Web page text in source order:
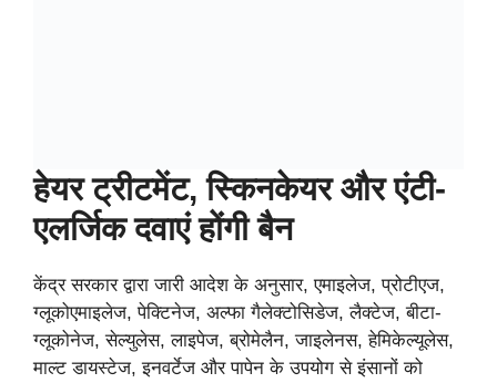
हेयर ट्रीटमेंट, स्किनकेयर और एंटी-
एलर्जिक दवाएं होंगी बैन
केंद्र सरकार द्वारा जारी आदेश के अनुसार, एमाइलेज, प्रोटीएज,
ग्लूकोएमाइलेज, पेक्टिनेज, अल्फा गैलेक्टोसिडेज, लैक्टेज, बीटा-
ग्लूकोनेज, सेल्युलेस, लाइपेज, ब्रोमेलैन, जाइलेनस, हेमिकेल्यूलेस,
माल्ट डायस्टेज, इनवर्टेज और पापेन के उपयोग से इंसानों को